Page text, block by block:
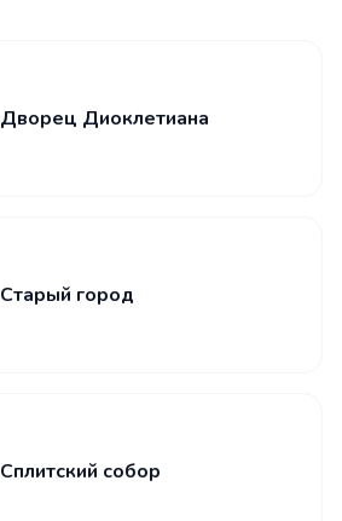
Дворец Диоклетиана
Старый город
Сплитский собор